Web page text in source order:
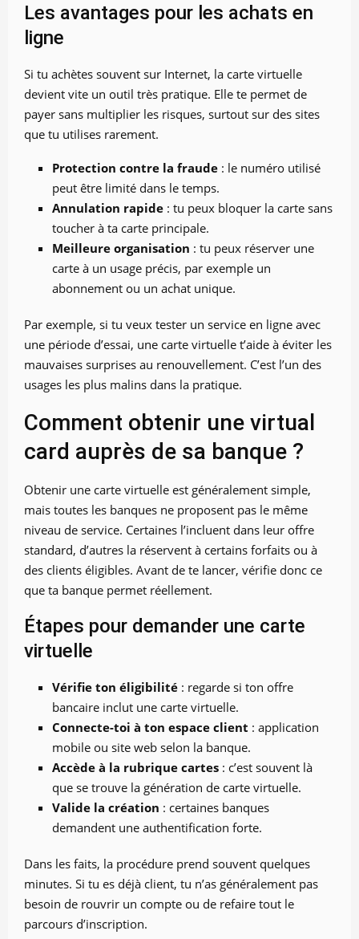
Les avantages pour les achats en
ligne
Si tu achètes souvent sur Internet, la carte virtuelle
devient vite un outil très pratique. Elle te permet de
payer sans multiplier les risques, surtout sur des sites
que tu utilises rarement.
Protection contre la fraude : le numéro utilisé
peut être limité dans le temps.
Annulation rapide : tu peux bloquer la carte sans
toucher à ta carte principale.
Meilleure organisation : tu peux réserver une
carte à un usage précis, par exemple un
abonnement ou un achat unique.
Par exemple, si tu veux tester un service en ligne avec
une période d’essai, une carte virtuelle t’aide à éviter les
mauvaises surprises au renouvellement. C’est l’un des
usages les plus malins dans la pratique.
Comment obtenir une virtual
card auprès de sa banque ?
Obtenir une carte virtuelle est généralement simple,
mais toutes les banques ne proposent pas le même
niveau de service. Certaines l’incluent dans leur offre
standard, d’autres la réservent à certains forfaits ou à
des clients éligibles. Avant de te lancer, vérifie donc ce
que ta banque permet réellement.
Étapes pour demander une carte
virtuelle
Vérifie ton éligibilité : regarde si ton offre
bancaire inclut une carte virtuelle.
Connecte-toi à ton espace client : application
mobile ou site web selon la banque.
Accède à la rubrique cartes : c’est souvent là
que se trouve la génération de carte virtuelle.
Valide la création : certaines banques
demandent une authentification forte.
Dans les faits, la procédure prend souvent quelques
minutes. Si tu es déjà client, tu n’as généralement pas
besoin de rouvrir un compte ou de refaire tout le
parcours d’inscription.